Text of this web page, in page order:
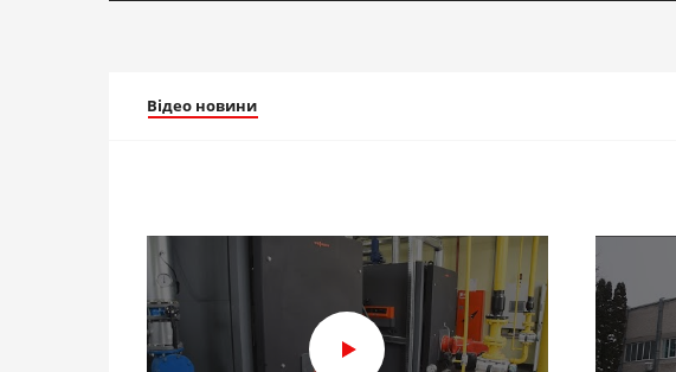
Відео новини